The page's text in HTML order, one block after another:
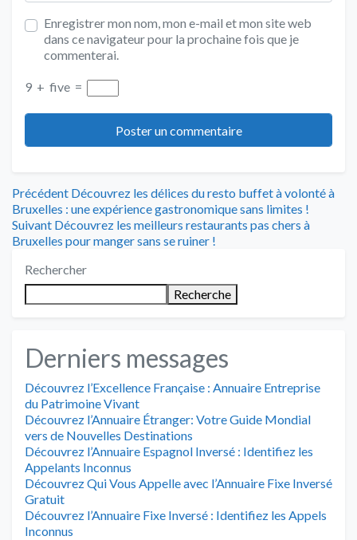
Enregistrer mon nom, mon e-mail et mon site web
dans ce navigateur pour la prochaine fois que je
commenterai.
9 + five =
Navigation
de
l’article
Précédent Article
précédent
:
Découvrez les délices du resto buffet à volonté à
Bruxelles : une expérience gastronomique sans limites !
Suivant Article
suivant
Découvrez les meilleurs restaurants pas chers à
Bruxelles pour manger sans se ruiner !
Rechercher
Recherche
Derniers messages
Découvrez l’Excellence Française : Annuaire Entreprise
du Patrimoine Vivant
Découvrez l’Annuaire Étranger: Votre Guide Mondial
vers de Nouvelles Destinations
Découvrez l’Annuaire Espagnol Inversé : Identifiez les
Appelants Inconnus
Découvrez Qui Vous Appelle avec l’Annuaire Fixe Inversé
Gratuit
Découvrez l’Annuaire Fixe Inversé : Identifiez les Appels
Inconnus